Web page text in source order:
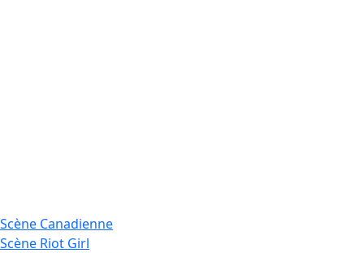
Scène Canadienne
Scène Riot Girl